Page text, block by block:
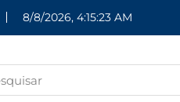
8/8/2026, 4:15:24 AM